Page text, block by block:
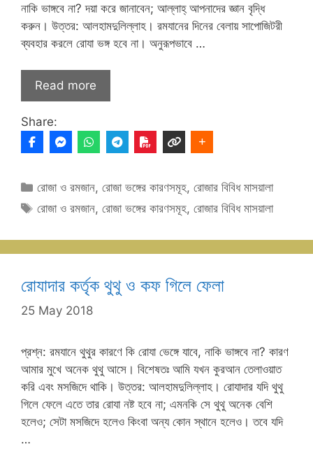
নাকি ভাঙ্গবে না? দয়া করে জানাবেন; আল্লাহ্‌ আপনাদের জ্ঞান বৃদ্ধি
করুন। উত্তর: আলহামদুলিল্লাহ। রমযানের দিনের বেলায় সাপোজিটরী
ব্যবহার করলে রোযা ভঙ্গ হবে না। অনুরূপভাবে …
Read more
Share:
Categories
রোজা ও রমজান,রোজা ভঙ্গের কারণসমূহ,রোজার বিবিধ মাসয়ালা
Tags
রোজা ও রমজান,রোজা ভঙ্গের কারণসমূহ,রোজার বিবিধ মাসয়ালা
রোযাদার কর্তৃক থুথু ও কফ গিলে ফেলা
25 May 2018
প্রশ্ন: রমযানে থুথুর কারণে কি রোযা ভেঙ্গে যাবে, নাকি ভাঙ্গবে না? কারণ
আমার মুখে অনেক থুথু আসে। বিশেষতঃ আমি যখন কুরআন তেলাওয়াত
করি এবং মসজিদে থাকি। উত্তর: আলহামদুলিল্লাহ। রোযাদার যদি থুথু
গিলে ফেলে এতে তার রোযা নষ্ট হবে না; এমনকি সে থুথু অনেক বেশি
হলেও; সেটা মসজিদে হলেও কিংবা অন্য কোন স্থানে হলেও। তবে যদি
…